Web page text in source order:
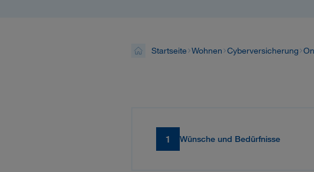
Startseite Wohnen Cyberversicherung
1 Wünsche und Bedürfnisse